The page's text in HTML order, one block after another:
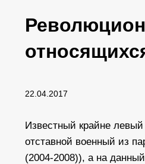
22.04.2017
Известный крайне
отставной военный из
(2004-2008)), а на